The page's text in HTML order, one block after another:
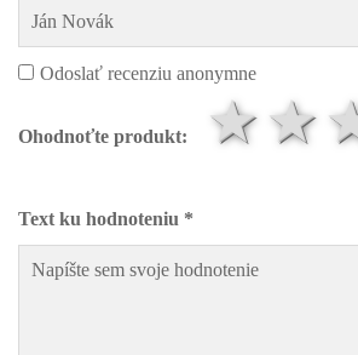
Odoslať recenziu anonymne
Ohodnoťte produkt: 1
Text ku hodnoteniu *